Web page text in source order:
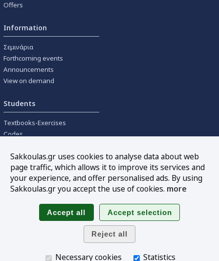
Offers
Information
Σεμινάρια
Forthcoming events
Announcements
View on demand
Students
Textbooks-Exercises
Codes
Tools
Online interest calculation
Follow us
Sakkoulas.gr uses cookies to analyse data about web
page traffic, which allows it to improve its services and
your experience, and offer personalised ads. By using
Sakkoulas.gr you accept the use of cookies. more
Necessary cookies Statistics